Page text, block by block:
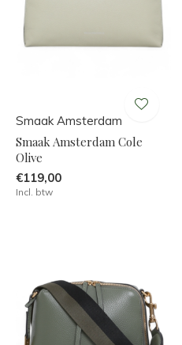
Smaak Amsterdam
Smaak Amsterdam Cole
Olive
€119,00
Incl. btw